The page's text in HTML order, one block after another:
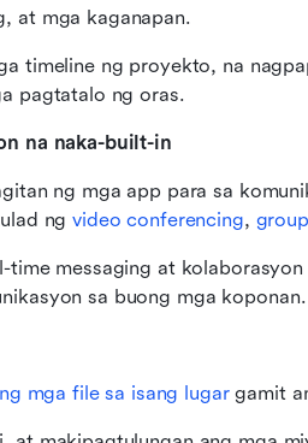
at mga kaganapan.
timeline ng proyekto, na
pagtatalo ng oras.
na naka-built-in
ng mga app para sa
ng video conferencing,
messaging at
sa buong mga koponan.
mga file sa isang lugar gamit